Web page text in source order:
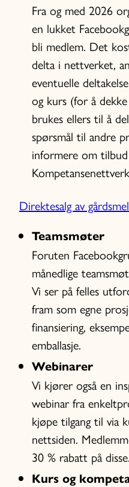
Fra og med 2026
en lukket
bli medlem. Det
delta i nettverket,
eventuelle
og kurs (for å
brukes ellers til å
spørsmål til andre
informere om
Direktesalg av
Teamsmøter
Foruten
månedlige
Vi ser på felles
fram som egne
finansiering,
emballasje.
Webinarer
Vi kjører også en
webinar fra
kjøpe tilgang til via
nettsiden.
30 % rabatt på disse.
Kurs og